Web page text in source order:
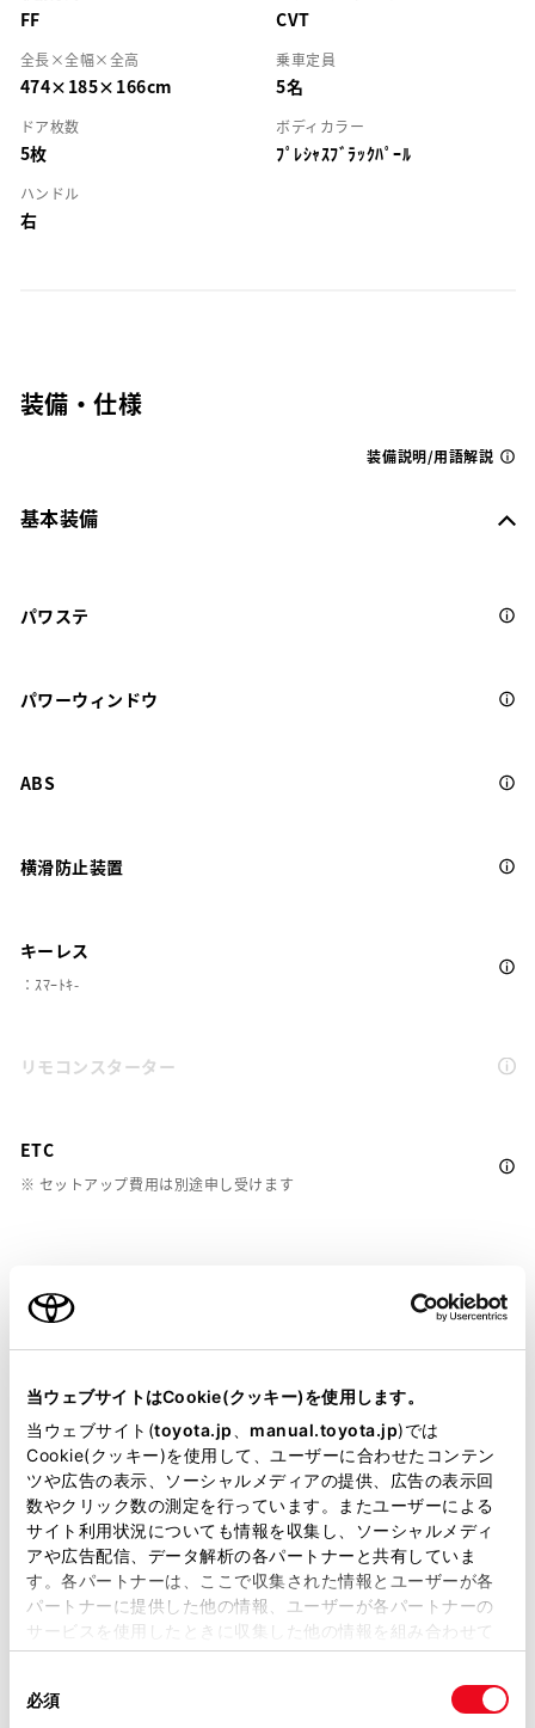
当ウェブサイトはCookie(クッキー)を使用します。
当ウェブサイト(toyota.jp manual.toyota.jp)では
Cookie(クッキー)を使用して、ユーザーに合わせたコンテン
ツや広告の表示、ソーシャルメディアの提供、広告の表示回
数やクリック数の測定を行っています。またユーザーによる
サイト利用状況についても情報を収集し、ソーシャルメディ
アや広告配信、データ解析の各パートナーと共有していま
す。各パートナーは、ここで収集された情報とユーザーが各
パートナーに提供した他の情報、ユーザーが各パートナーの
サービスを使用したときに収集した他の情報を組み合わせて
使用することがあります。当ウェブサイトの使用を続行する
必須
FF CVT
全長×全幅×全高
474×185×166cm
乗車定員
5名
ドア枚数
5枚
ボディカラー
ﾌﾟﾚｼｬｽﾌﾞﾗｯｸﾊﾟｰﾙ
ハンドル
右
装備・仕様
装備説明/用語解説
基本装備
パワステ
パワーウィンドウ
ABS
横滑防止装置
キーレス
：ｽﾏｰﾄｷ-
リモコンスターター
ETC
※ セットアップ費用は別途申し受けます
サポカー
サポカーS
衝突被害軽減ブレーキ
Toyota Safety Sense・Lexus Safety Systemのﾌﾟﾘｸﾗｯｼｭｾｰﾌﾃｨ
（対車両・歩行者）
車線逸脱警報